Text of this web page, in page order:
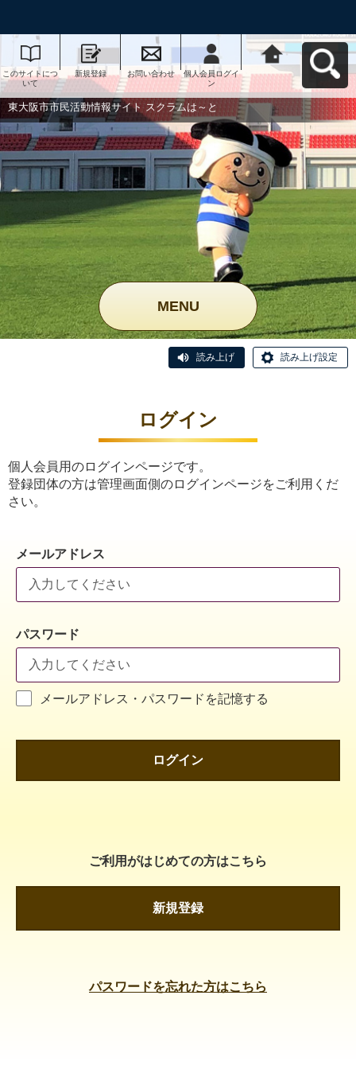
このサイトにつ
いて
新規登録 お問い合わせ
個人会員ログイ
ン
東大阪市市民活
動情報サイト ス
クラムは～とへ
戻る
東大阪市市民活動情報サイト スクラムは～と
MENU
読み上げ 読み上げ設定
ログイン
個人会員用のログインページです。
登録団体の方は管理画面側のログインページをご利用くだ
さい。
メールアドレス
パスワード
メールアドレス・パスワードを記憶する
ログイン
ご利用がはじめての方はこちら
新規登録
パスワードを忘れた方はこちら